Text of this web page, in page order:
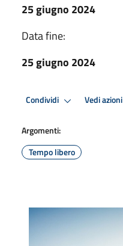
25 giugno 2024
Data fine:
25 giugno 2024
Condividi Vedi azioni
Argomenti:
Tempo libero